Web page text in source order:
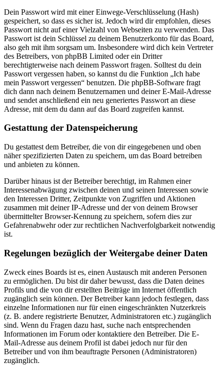
Dein Passwort wird mit einer Einwege-Verschlüsselung (Hash)
gespeichert, so dass es sicher ist. Jedoch wird dir empfohlen, dieses
Passwort nicht auf einer Vielzahl von Webseiten zu verwenden. Das
Passwort ist dein Schlüssel zu deinem Benutzerkonto für das Board,
also geh mit ihm sorgsam um. Insbesondere wird dich kein Vertreter
des Betreibers, von phpBB Limited oder ein Dritter
berechtigterweise nach deinem Passwort fragen. Solltest du dein
Passwort vergessen haben, so kannst du die Funktion „Ich habe
mein Passwort vergessen“ benutzen. Die phpBB-Software fragt
dich dann nach deinem Benutzernamen und deiner E-Mail-Adresse
und sendet anschließend ein neu generiertes Passwort an diese
Adresse, mit dem du dann auf das Board zugreifen kannst.
Gestattung der Datenspeicherung
Du gestattest dem Betreiber, die von dir eingegebenen und oben
näher spezifizierten Daten zu speichern, um das Board betreiben
und anbieten zu können.
Darüber hinaus ist der Betreiber berechtigt, im Rahmen einer
Interessenabwägung zwischen deinen und seinen Interessen sowie
den Interessen Dritter, Zeitpunkte von Zugriffen und Aktionen
zusammen mit deiner IP-Adresse und der von deinem Browser
übermittelter Browser-Kennung zu speichern, sofern dies zur
Gefahrenabwehr oder zur rechtlichen Nachverfolgbarkeit notwendig
ist.
Regelungen bezüglich der Weitergabe deiner Daten
Zweck eines Boards ist es, einen Austausch mit anderen Personen
zu ermöglichen. Du bist dir daher bewusst, dass die Daten deines
Profils und die von dir erstellten Beiträge im Internet öffentlich
zugänglich sein können. Der Betreiber kann jedoch festlegen, dass
einzelne Informationen nur für einen eingeschränkten Nutzerkreis
(z. B. andere registrierte Benutzer, Administratoren etc.) zugänglich
sind. Wenn du Fragen dazu hast, suche nach entsprechenden
Informationen im Forum oder kontaktiere den Betreiber. Die E-
Mail-Adresse aus deinem Profil ist dabei jedoch nur für den
Betreiber und von ihm beauftragte Personen (Administratoren)
zugänglich.